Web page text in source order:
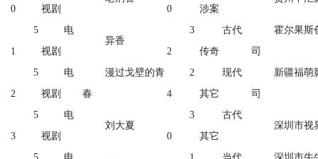
0 视剧
0
涉案
5
1
电
视剧
异香
3
2
古代
传奇
霍尔果斯
司
5
2
电
视剧
漫过戈壁的青
春
2
4
现代
其它
新疆福萌
司
5
3
电
视剧
刘大夏
3
0
古代
其它
深圳市视